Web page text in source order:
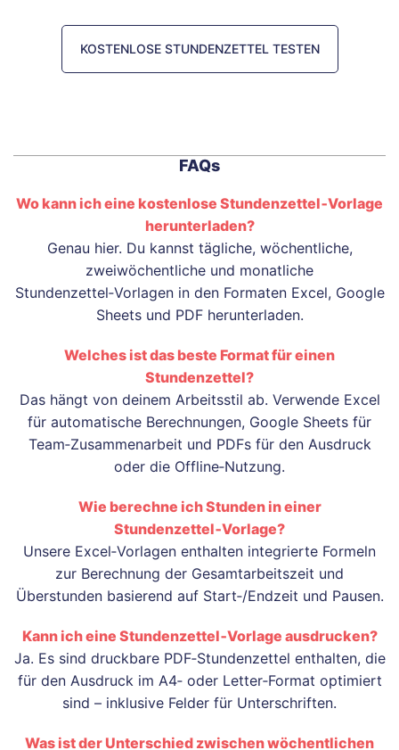
KOSTENLOSE STUNDENZETTEL TESTEN
FAQs
Wo kann ich eine kostenlose Stundenzettel‑Vorlage
herunterladen?
Genau hier. Du kannst tägliche, wöchentliche,
zweiwöchentliche und monatliche
Stundenzettel‑Vorlagen in den Formaten Excel, Google
Sheets und PDF herunterladen.
Welches ist das beste Format für einen
Stundenzettel?
Das hängt von deinem Arbeitsstil ab. Verwende Excel
für automatische Berechnungen, Google Sheets für
Team‑Zusammenarbeit und PDFs für den Ausdruck
oder die Offline‑Nutzung.
Wie berechne ich Stunden in einer
Stundenzettel‑Vorlage?
Unsere Excel‑Vorlagen enthalten integrierte Formeln
zur Berechnung der Gesamtarbeitszeit und
Überstunden basierend auf Start‑/Endzeit und Pausen.
Kann ich eine Stundenzettel‑Vorlage ausdrucken?
Ja. Es sind druckbare PDF‑Stundenzettel enthalten, die
für den Ausdruck im A4‑ oder Letter‑Format optimiert
sind – inklusive Felder für Unterschriften.
Was ist der Unterschied zwischen wöchentlichen